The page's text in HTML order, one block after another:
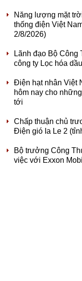
Năng lượng mặt
thống điện Việt
2/8/2026)
Lãnh đạo Bộ
công ty Lọc hóa
Điện hạt nhân Việt
hôm nay cho
tới
Chấp thuận chủ
Điện gió Ia Le 2
Bộ trưởng Công
việc với Exxon